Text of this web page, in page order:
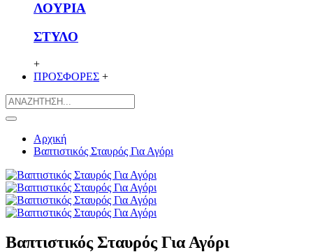
ΛΟΥΡΙΑ
ΣΤΥΛΟ
+
ΠΡΟΣΦΟΡΕΣ +
Αρχική
Βαπτιστικός Σταυρός Για Αγόρι
Βαπτιστικός Σταυρός Για Αγόρι